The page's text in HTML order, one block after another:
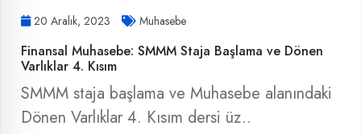
20 Aralık, 2023 Muhasebe
Finansal Muhasebe: SMMM Staja Başlama ve Dönen
Varlıklar 4. Kısım
SMMM staja başlama ve Muhasebe alanındaki
Dönen Varlıklar 4. Kısım dersi üz..